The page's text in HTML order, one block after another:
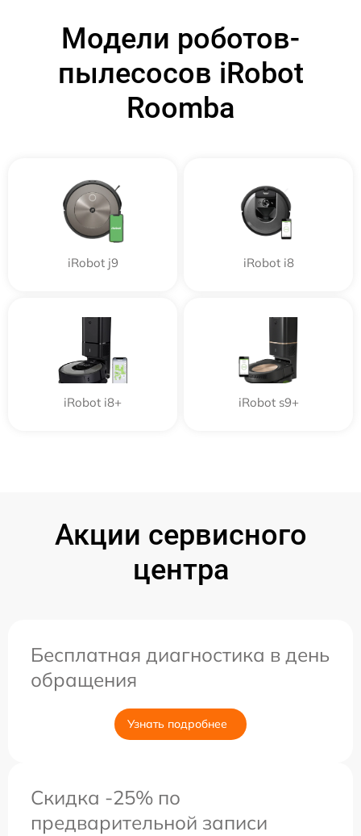
Модели роботов-
пылесосов iRobot
Roomba
iRobot j9 iRobot i8
iRobot i8+ iRobot s9+
Акции сервисного
центра
Бесплатная диагностика в день
обращения
Узнать подробнее
Скидка -25% по
предварительной записи